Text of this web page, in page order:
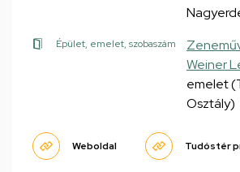
Épület, emelet, szobaszám
Weiner
emelet
Osztály)
Weboldal Tudóstér